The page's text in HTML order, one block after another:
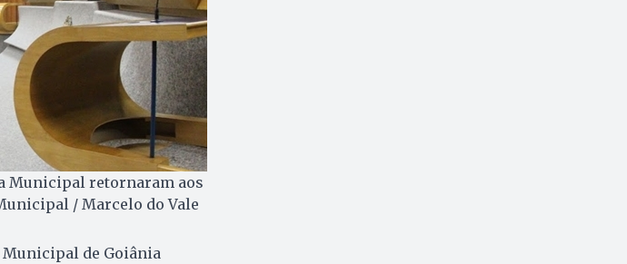
Municipal retornaram aos
/ Marcelo do Vale
Municipal de Goiânia